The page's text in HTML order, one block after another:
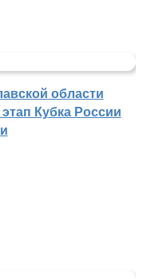
области
Кубка России